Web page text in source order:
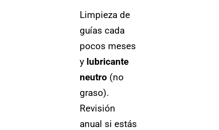
Limpieza de
guías cada
pocos meses
y lubricante
neutro (no
graso).
Revisión
anual si estás